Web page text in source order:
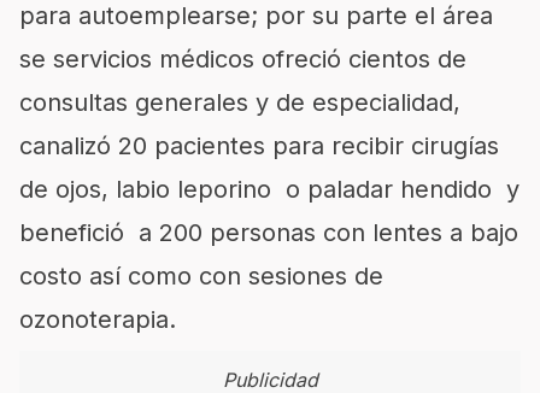
para autoemplearse; por su parte el área
se servicios médicos ofreció cientos de
consultas generales y de especialidad,
canalizó 20 pacientes para recibir cirugías
de ojos, labio leporino o paladar hendido y
benefició a 200 personas con lentes a bajo
costo así como con sesiones de
ozonoterapia.
Publicidad